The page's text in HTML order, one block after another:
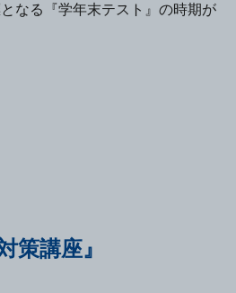
なる『学年末テスト』の時期が
策講座』